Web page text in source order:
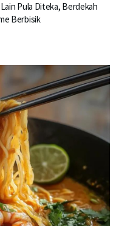
Pula Diteka, Berdekah
Berbisik